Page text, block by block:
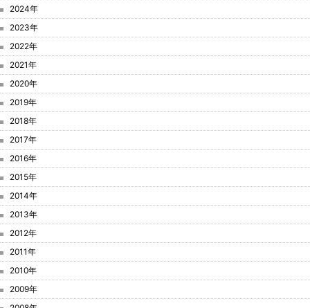
2024年
2023年
2022年
2021年
2020年
2019年
2018年
2017年
2016年
2015年
2014年
2013年
2012年
2011年
2010年
2009年